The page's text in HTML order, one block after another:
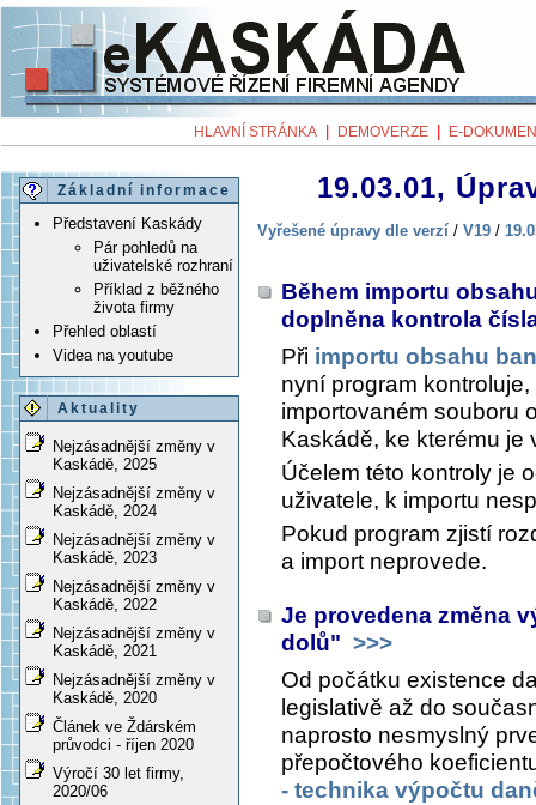
HLAVNÍ STRÁNKA DEMOVERZE E-
Základní informace
Představení Kaskády
Pár pohledů na
uživatelské rozhraní
Příklad z běžného
života firmy
Přehled oblastí
Videa na youtube
Aktuality
Nejzásadnější změny v
Kaskádě, 2025
Nejzásadnější změny v
Kaskádě, 2024
Nejzásadnější změny v
Kaskádě, 2023
Nejzásadnější změny v
Kaskádě, 2022
Nejzásadnější změny v
Kaskádě, 2021
Nejzásadnější změny v
Kaskádě, 2020
Článek ve Ždárském
průvodci - říjen 2020
Výročí 30 let firmy,
2020/06
19.03.01,
Vyřešené úpravy dle verzí / V19 /
Během importu
doplněna kontrola
Při importu obsahu
nyní program
importovaném souboru
Kaskádě, ke kterému je
Účelem této kontroly je
uživatele, k importu
Pokud program zjistí
a import neprovede.
Je provedena změna
dolů" >>>
Od počátku existence
legislativě až do
naprosto nesmyslný
přepočtového
- technika výpočtu